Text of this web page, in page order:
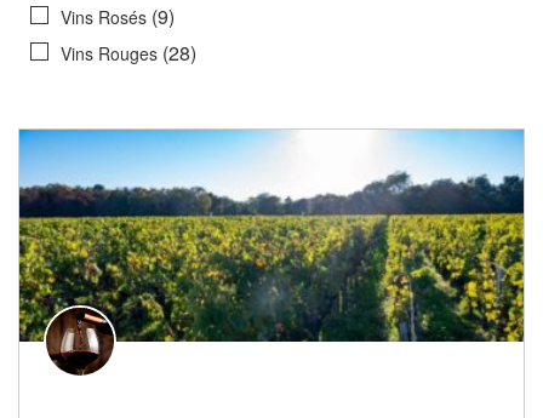
Vins Rosés (9)
Vins Rouges (28)